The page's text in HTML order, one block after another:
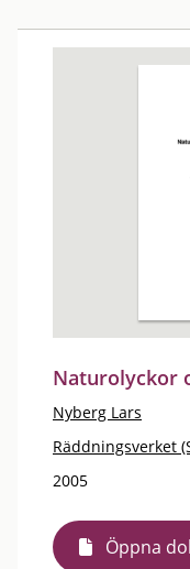
Naturolyckor
Nyberg Lars
Räddningsverket
2005
Öppna